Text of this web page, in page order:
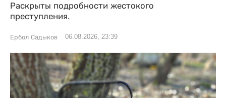
Раскрыты подробности жестокого
преступления.
Ербол Садыков 06.08.2026, 23:39